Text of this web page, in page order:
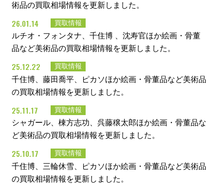
術品の買取相場情報を更新しました。
26.01.14 買取情報
ルチオ・フォンタナ、千住博 、沈寿官ほか絵画・骨董
品など美術品の買取相場情報を更新しました。
25.12.22 買取情報
千住博、藤田喬平、ピカソほか絵画・骨董品など美術品
の買取相場情報を更新しました。
25.11.17 買取情報
シャガール、棟方志功、呉藤穣太郎ほか絵画・骨董品な
ど美術品の買取相場情報を更新しました。
25.10.17 買取情報
千住博、三輪休雪、ピカソほか絵画・骨董品など美術品
の買取相場情報を更新しました。